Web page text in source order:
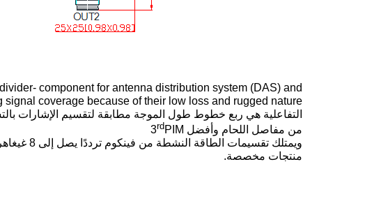
component for antenna distribution system (DAS) and
التفاعلية هي ربع خطوط طول الموجة مطابقة لتقسيم الإشارات
من مفاصل اللحام وأفضل 3
rd PIM
منتجات مخصصة.